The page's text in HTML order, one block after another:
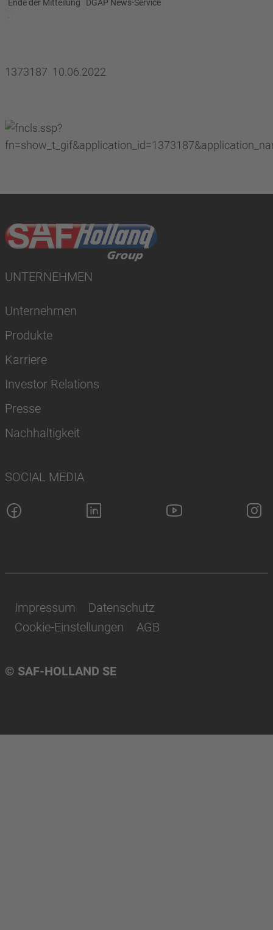
Ende der Mitteilung DGAP News-Service
1373187 10.06.2022
UNTERNEHMEN
Unternehmen
Produkte
Karriere
Investor Relations
Presse
Nachhaltigkeit
SOCIAL MEDIA
© SAF-HOLLAND SE
Impressum
Datenschutz
Cookie-Einstellungen
AGB